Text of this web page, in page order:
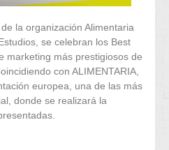
la organización Alimentaria
se celebran los Best
marketing más prestigiosos de
con ALIMENTARIA,
europea, una de las más
donde se realizará la